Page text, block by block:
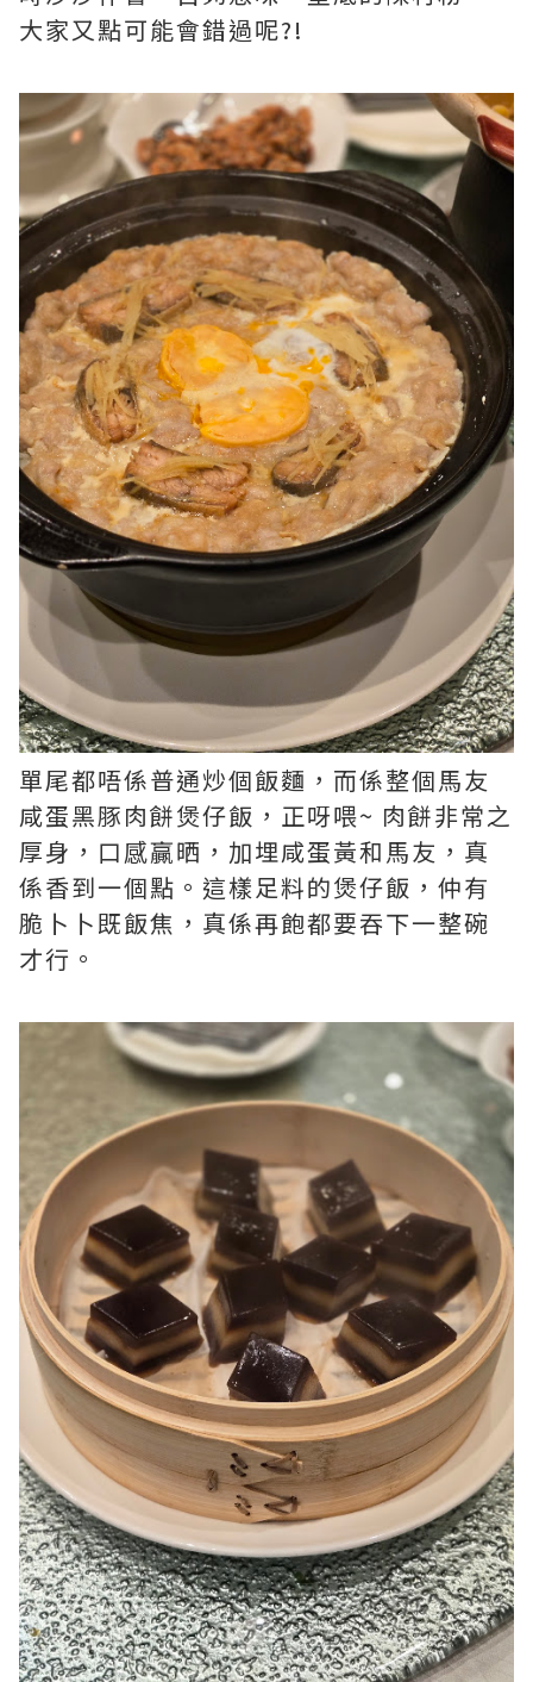
大家又點可能會錯過呢?!
單尾都唔係普通炒個飯麵，而係整個馬友
咸蛋黑豚肉餅煲仔飯，正呀喂~ 肉餅非常之
厚身，口感贏晒，加埋咸蛋黃和馬友，真
係香到一個點。這樣足料的煲仔飯，仲有
脆卜卜既飯焦，真係再飽都要吞下一整碗
才行。